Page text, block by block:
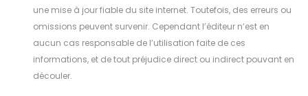
une mise à jour fiable du site internet. Toutefois, des erreurs ou
omissions peuvent survenir. Cependant l’éditeur n’est en
aucun cas responsable de l’utilisation faite de ces
informations, et de tout préjudice direct ou indirect pouvant en
découler.